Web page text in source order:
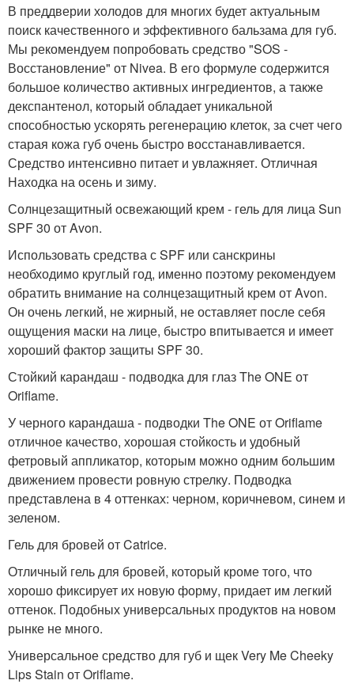
В преддверии холодов для многих будет актуальным
поиск качественного и эффективного бальзама для губ.
Мы рекомендуем попробовать средство "SOS -
Восстановление" от Nivea. В его формуле содержится
большое количество активных ингредиентов, а также
декспантенол, который обладает уникальной
способностью ускорять регенерацию клеток, за счет чего
старая кожа губ очень быстро восстанавливается.
Средство интенсивно питает и увлажняет. Отличная
Находка на осень и зиму.
Солнцезащитный освежающий крем - гель для лица Sun
SPF 30 от Avon.
Использовать средства с SPF или санскрины
необходимо круглый год, именно поэтому рекомендуем
обратить внимание на солнцезащитный крем от Avon.
Он очень легкий, не жирный, не оставляет после себя
ощущения маски на лице, быстро впитывается и имеет
хороший фактор защиты SPF 30.
Стойкий карандаш - подводка для глаз The ONE от
Oriflame.
У черного карандаша - подводки The ONE от Oriflame
отличное качество, хорошая стойкость и удобный
фетровый аппликатор, которым можно одним большим
движением провести ровную стрелку. Подводка
представлена в 4 оттенках: черном, коричневом, синем и
зеленом.
Гель для бровей от Catrice.
Отличный гель для бровей, который кроме того, что
хорошо фиксирует их новую форму, придает им легкий
оттенок. Подобных универсальных продуктов на новом
рынке не много.
Универсальное средство для губ и щек Very Me Cheeky
Lips Stain от Oriflame.